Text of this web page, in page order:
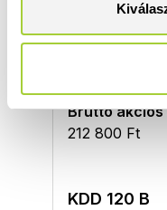
Üvegszín
átlátszó
Bruttó akciós
212 800 Ft
KDD 120 B